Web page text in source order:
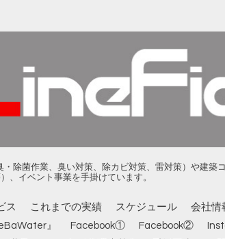
除菌作業、臭い対策、除カビ対策、雷対策）や建築
、イベント事業を手掛けています。
ス これまでの実績 スケジュール
会社情
』 Facebook① Facebook②